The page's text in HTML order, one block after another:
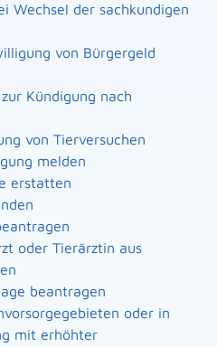
Wechsel der sachkundigen
von Bürgergeld
Kündigung nach
von Tierversuchen
melden
erstatten
oder Tierärztin aus
beantragen
oder in
mit erhöhter